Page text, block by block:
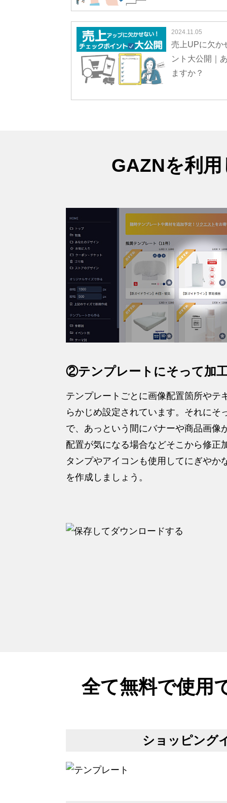
2024.11.05
売上UPに欠か
ント大公開｜
ますか？
GAZNを利
②テンプレートにそって加
テンプレートごとに画像配置箇所やテ
らかじめ設定されています。それにそ
で、あっという間にバナーや商品画像
配置が気になる場合などそこから修正
タンプやアイコンも使用してにぎやか
を作成しましょう。
全て無料で使用
ショッピング